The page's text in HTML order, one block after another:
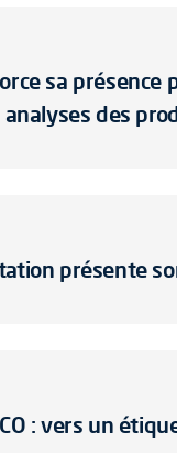
sa présence
des
présente
: vers un